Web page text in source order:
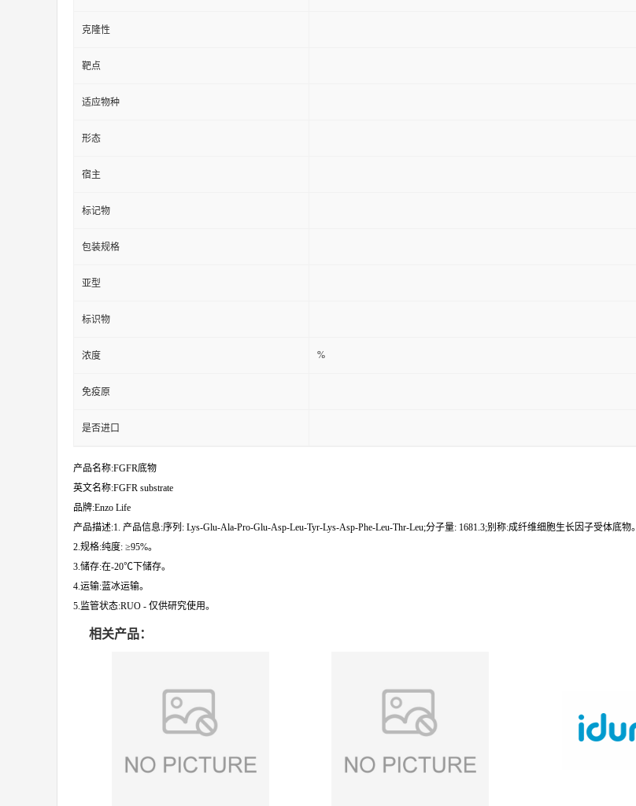
克隆性
靶点
适应物种
形态
宿主
标记物
包装规格
亚型
标识物
浓度 %
免疫原
是否进口
产品名称:FGFR底物
英文名称:FGFR substrate
品牌:Enzo Life
产品描述:1. 产品信息:序列: Lys-Glu-Ala-Pro-Glu-Asp-Leu-Tyr-Lys-Asp-Phe-Leu-Thr-Leu;分子量: 1681.3;别称:成纤维细胞生长因子受体底物。
2.规格:纯度: ≥95%。
3.储存:在-20℃下储存。
4.运输:蓝冰运输。
5.监管状态:RUO - 仅供研究使用。
相关产品：